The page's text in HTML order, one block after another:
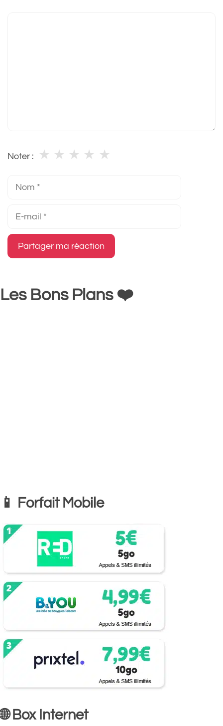
Noter : ★
★
★
★
★
Les Bons Plans ❤️
📱 Forfait Mobile
🌐 Box Internet